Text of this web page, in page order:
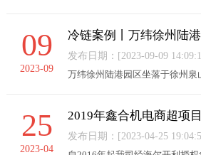
09
2023-09
冷链案例丨万纬徐州陆
发布日期：[2023-09-09
25
2023-04
2019年鑫合机电商超项
发布日期：[2023-04-25